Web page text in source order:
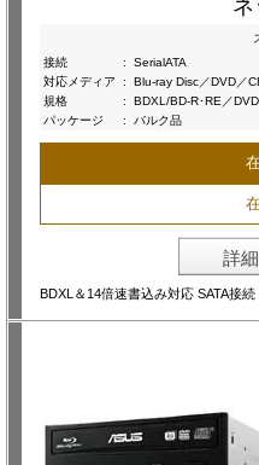
ネ
接続
:
SerialATA
対応メディア
:
Blu-ray Disc／DVD／
規格
:
BDXL/BD-R･RE／
パッケージ
: バルク品
詳
BDXL＆14倍速書込み対応 SATA接